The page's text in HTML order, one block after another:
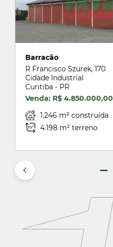
Barracão
R Francisco Szurek, 170
Cidade Industrial
Curitiba - PR
Venda: R$ 4.850.000,00
1.246 m² construída
4.198 m² terreno